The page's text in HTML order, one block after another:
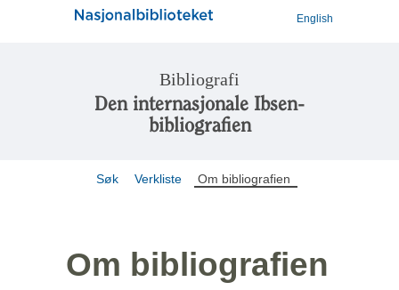
English
Bibliografi
Den internasjonale Ibsen-
bibliografien
Søk Verkliste Om bibliografien
Om bibliografien